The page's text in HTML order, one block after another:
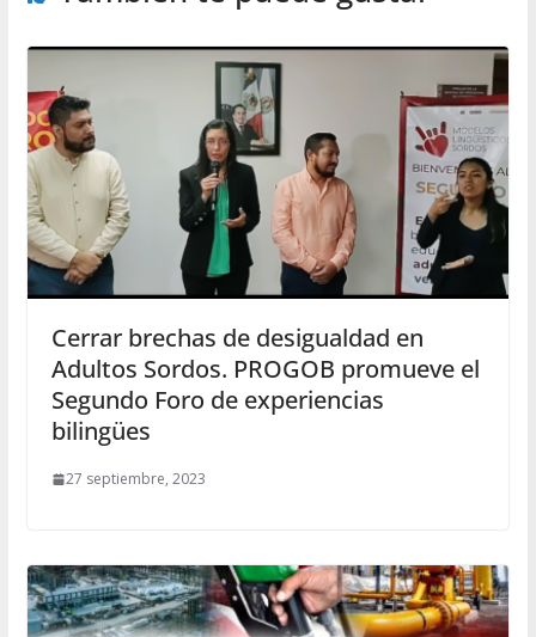
Cerrar brechas de desigualdad en
Adultos Sordos. PROGOB promueve el
Segundo Foro de experiencias
bilingües
27 septiembre, 2023